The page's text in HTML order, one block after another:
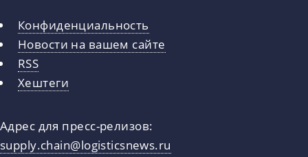
Конфиденциальность
Новости на вашем сайте
RSS
Хештеги
Адрес для пресс-релизов:
supply.chain@logisticsnews.ru